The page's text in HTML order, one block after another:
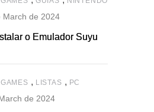
March de 2024
o Emulador Suyu
GAMES , LISTAS , PC
de 2024